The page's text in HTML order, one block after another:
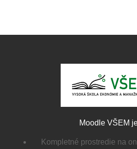
Moodle VŠEM
Kompletné prostredie na